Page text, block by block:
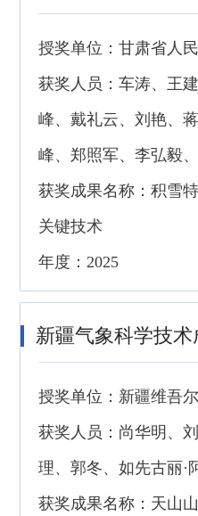
授奖单位：甘肃省人
获奖人员：车涛、王
峰、戴礼云、刘艳、
峰、郑照军、李弘毅
获奖成果名称：积雪
关键技术
年度：2025
新疆气象科学技
授奖单位：新疆维吾
获奖人员：尚华明、
理、郭冬、如先古丽·
获奖成果名称：天山